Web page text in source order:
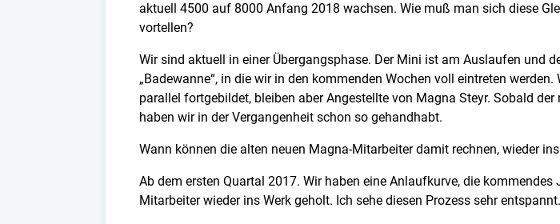
aktuell 4500 auf 8000 Anfang 2018 wachsen. Wie muß man sich diese
vortellen?
Wir sind aktuell in einer Übergangsphase. Der Mini ist am Auslaufen und
„Badewanne“, in die wir in den kommenden Wochen voll eintreten
parallel fortgebildet, bleiben aber Angestellte von Magna Steyr. Sobald
haben wir in der Vergangenheit schon so gehandhabt.
Wann können die alten neuen Magna-Mitarbeiter damit rechnen, wieder
Ab dem ersten Quartal 2017. Wir haben eine Anlaufkurve, die
Mitarbeiter wieder ins Werk geholt. Ich sehe diesen Prozess sehr